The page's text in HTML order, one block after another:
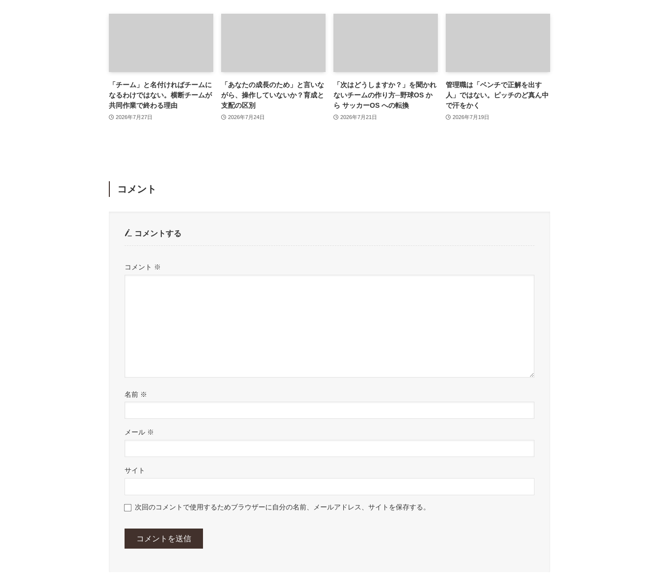
「チーム」と名付ければチームに
なるわけではない。横断チームが
共同作業で終わる理由
2026年7月27日
「あなたの成長のため」と言いな
がら、操作していないか？育成と
支配の区別
2026年7月24日
「次はどうしますか？」を聞かれ
ないチームの作り方─野球OS か
ら サッカーOS への転換
2026年7月21日
管理職は「ベンチで正解を出す
人」ではない。ピッチのど真ん中
で汗をかく
2026年7月19日
コメント
コメントする
コメント ※
名前 ※
メール ※
サイト
次回のコメントで使用するためブラウザーに自分の名前、メールアドレス、サイトを保存する。